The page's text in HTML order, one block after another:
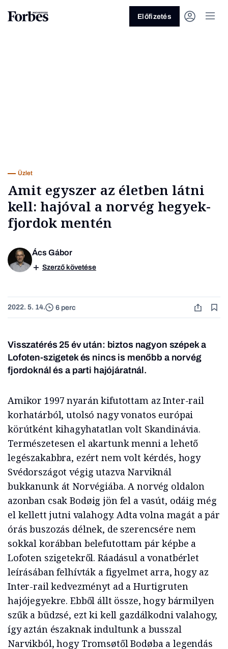
Előfizetés
Üzlet
Amit egyszer az életben látni
kell: hajóval a norvég hegyek-
fjordok mentén
Ács Gábor
Szerző követése
2022. 5. 14. 6 perc
Visszatérés 25 év után: biztos nagyon szépek a
Lofoten-szigetek és nincs is menőbb a norvég
fjordoknál és a parti hajójáratnál.
Amikor 1997 nyarán kifutottam az Inter-rail
korhatárból, utolsó nagy vonatos európai
körútként kihagyhatatlan volt Skandinávia.
Természetesen el akartunk menni a lehető
legészakabbra, ezért nem volt kérdés, hogy
Svédországot végig utazva Narviknál
bukkanunk át Norvégiába. A norvég oldalon
azonban csak Bodøig jön fel a vasút, odáig még
el kellett jutni valahogy. Adta volna magát a pár
órás buszozás délnek, de szerencsére nem
sokkal korábban belefutottam pár képbe a
Lofoten szigetekről. Ráadásul a vonatbérlet
leírásában felhívták a figyelmet arra, hogy az
Inter-rail kedvezményt ad a Hurtigruten
hajójegyekre. Ebből állt össze, hogy bármilyen
szűk a büdzsé, ezt ki kell gazdálkodni valahogy,
így aztán északnak indultunk a busszal
Narvikból, hogy Tromsøtől Bodøba a legendás